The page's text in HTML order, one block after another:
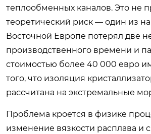
теплообменных каналов. Это не
теоретический риск — один из
Восточной Европе потерял две
производственного времени и
стоимостью более 40 000 евро
того, что изоляция
рассчитана на экстремальные
Проблема кроется в физике
изменение вязкости расплава и